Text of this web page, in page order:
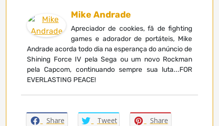
Mike Andrade
Apreciador de cookies, fã de fighting
games e adorador de portáteis, Mike
Andrade acorda todo dia na esperança do anúncio de
Shining Force IV pela Sega ou um novo Rockman
pela Capcom, continuando sempre sua luta...FOR
EVERLASTING PEACE!
Share Tweet Share